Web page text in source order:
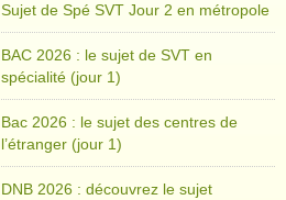
Sujet de Spé SVT Jour 2 en métropole
BAC 2026 : le sujet de SVT en
spécialité (jour 1)
Bac 2026 : le sujet des centres de
l’étranger (jour 1)
DNB 2026 : découvrez le sujet